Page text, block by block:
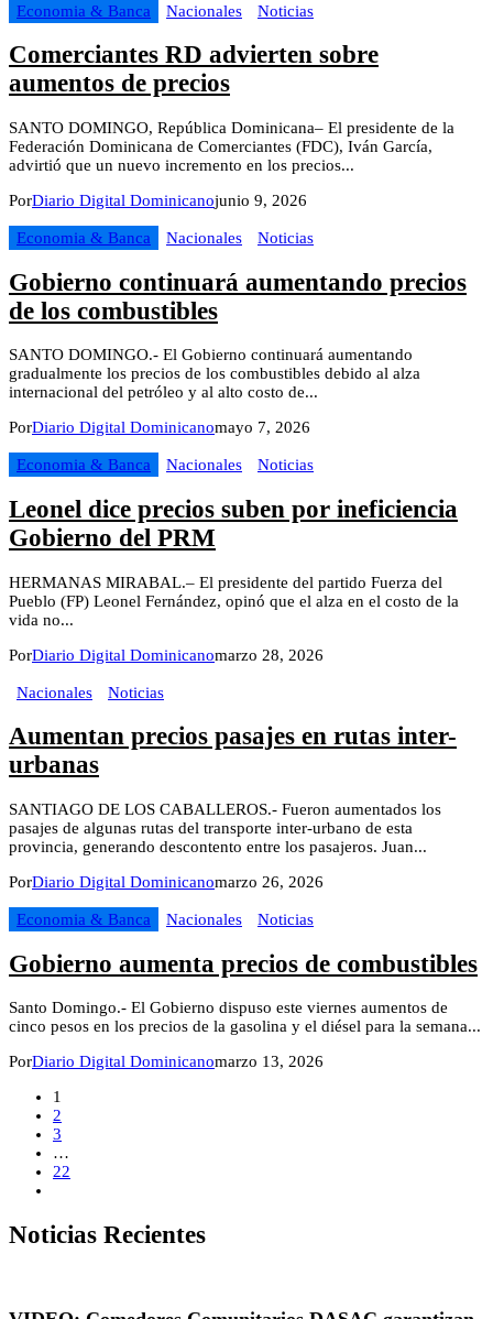
Economia & Banca Nacionales Noticias
Comerciantes RD advierten sobre
aumentos de precios
SANTO DOMINGO, República Dominicana– El presidente de la
Federación Dominicana de Comerciantes (FDC), Iván García,
advirtió que un nuevo incremento en los precios...
PorDiario Digital Dominicanojunio 9, 2026
Economia & Banca Nacionales Noticias
Gobierno continuará aumentando precios
de los combustibles
SANTO DOMINGO.- El Gobierno continuará aumentando
gradualmente los precios de los combustibles debido al alza
internacional del petróleo y al alto costo de...
PorDiario Digital Dominicanomayo 7, 2026
Economia & Banca Nacionales Noticias
Leonel dice precios suben por ineficiencia
Gobierno del PRM
HERMANAS MIRABAL.– El presidente del partido Fuerza del
Pueblo (FP) Leonel Fernández, opinó que el alza en el costo de la
vida no...
PorDiario Digital Dominicanomarzo 28, 2026
Nacionales Noticias
Aumentan precios pasajes en rutas inter-
urbanas
SANTIAGO DE LOS CABALLEROS.- Fueron aumentados los
pasajes de algunas rutas del transporte inter-urbano de esta
provincia, generando descontento entre los pasajeros. Juan...
PorDiario Digital Dominicanomarzo 26, 2026
Economia & Banca Nacionales Noticias
Gobierno aumenta precios de combustibles
Santo Domingo.- El Gobierno dispuso este viernes aumentos de
cinco pesos en los precios de la gasolina y el diésel para la semana...
PorDiario Digital Dominicanomarzo 13, 2026
1
2
3
…
22
Noticias Recientes